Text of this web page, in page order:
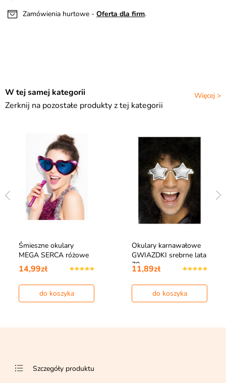
Zamówienia hurtowe - Oferta dla firm.
Więcej >
W tej samej kategorii
Zerknij na pozostałe produkty z tej kategorii
Śmieszne okulary
MEGA SERCA różowe
14,99zł
do koszyka
Okulary karnawałowe
GWIAZDKI srebrne lata
70
11,89zł
do koszyka
Szczegóły produktu